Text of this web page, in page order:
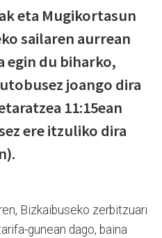
eta Mugikortasun
sailaren aurrean
egin du biharko,
joango dira
11:15ean
ere itzuliko dira
Bizkaibuseko zerbitzuari
gunean dago, baina